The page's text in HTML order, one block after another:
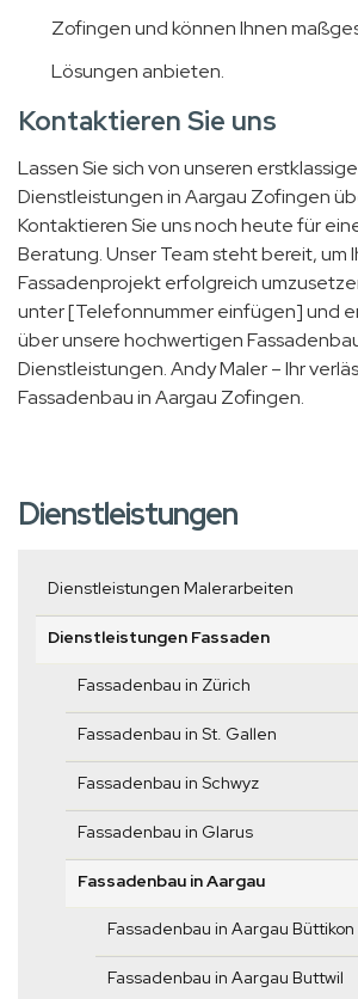
Zofingen und können Ihnen
Lösungen anbieten.
Kontaktieren Sie uns
Lassen Sie sich von unseren
Dienstleistungen in Aargau Zofingen
Kontaktieren Sie uns noch heute für
Beratung. Unser Team steht bereit, um
Fassadenprojekt erfolgreich
unter [Telefonnummer einfügen] und
über unsere hochwertigen
Dienstleistungen. Andy Maler – Ihr
Fassadenbau in Aargau Zofingen.
Dienstleistungen
Dienstleistungen Malerarbeiten
Dienstleistungen Fassaden
Fassadenbau in Zürich
Fassadenbau in St. Gallen
Fassadenbau in Schwyz
Fassadenbau in Glarus
Fassadenbau in Aargau
Fassadenbau in Aargau Büttikon
Fassadenbau in Aargau Buttwil